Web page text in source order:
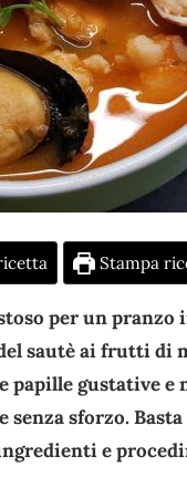
Stampa
per un
sautè ai frutti di
gustative e
sforzo.
e